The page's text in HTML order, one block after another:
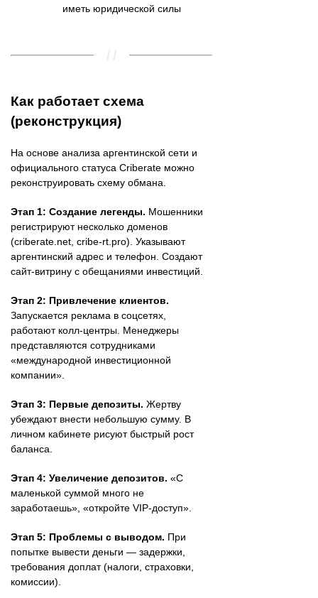
иметь юридической силы
Как работает схема
(реконструкция)
На основе анализа аргентинской сети и
официального статуса Criberate можно
реконструировать схему обмана.
Этап 1: Создание легенды. Мошенники
регистрируют несколько доменов
(criberate.net, cribe-rt.pro). Указывают
аргентинский адрес и телефон. Создают
сайт-витрину с обещаниями инвестиций.
Этап 2: Привлечение клиентов.
Запускается реклама в соцсетях,
работают колл-центры. Менеджеры
представляются сотрудниками
«международной инвестиционной
компании».
Этап 3: Первые депозиты. Жертву
убеждают внести небольшую сумму. В
личном кабинете рисуют быстрый рост
баланса.
Этап 4: Увеличение депозитов. «С
маленькой суммой много не
заработаешь», «откройте VIP-доступ».
Этап 5: Проблемы с выводом. При
попытке вывести деньги — задержки,
требования доплат (налоги, страховки,
комиссии).